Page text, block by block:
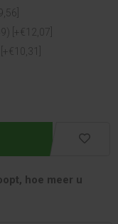
[+€12,07]
hoe meer u